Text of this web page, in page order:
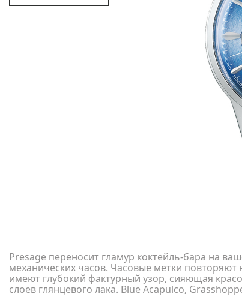
Presage переносит гламур коктейль-бара на
механических часов. Часовые метки
имеют глубокий фактурный узор, сияющая
слоев глянцевого лака. Blue Acapulco,